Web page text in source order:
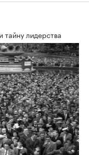
тайну лидерства